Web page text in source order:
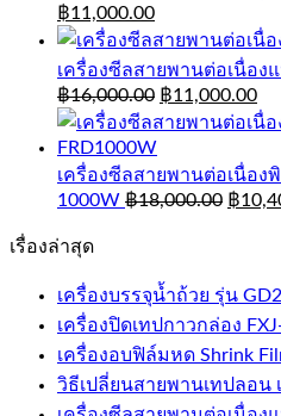
฿11,000.00
เครื่องซีลสายพานต่อเนื่อง
฿16,000.00 ฿11,000.00
เครื่องซีลสายพานต่อเนื่อง
1000W ฿18,000.00 ฿
เรื่องล่าสุด
เครื่องบรรจุน้ำถ้วย รุ่น
เครื่องปิดเทปกาวกล่อง
เครื่องอบฟิล์มหด Shrink
วิธีเปลี่ยนสายพานเทปลอน